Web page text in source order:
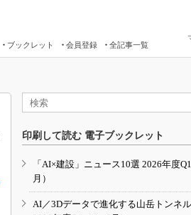
ブックレット 会員登録 全記事一覧
印刷して読む 電子ブックレット
「AI×建設」ニュース10選 2026年度
月）
AI／3Dデータで進化する山岳トンネ